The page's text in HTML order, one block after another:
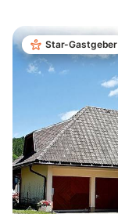
Star-Gastgeber